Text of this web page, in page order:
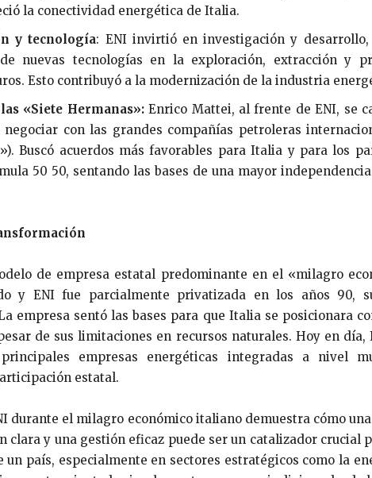
la conectividad energética de Italia.
y tecnología: ENI invirtió en investigación y
nuevas tecnologías en la exploración, extracción y
Esto contribuyó a la modernización de la industria
«Siete Hermanas»:Enrico Mattei, al frente de ENI, se
negociar con las grandes compañías petroleras
Buscó acuerdos más favorables para Italia y para los
50 50, sentando las bases de una mayor
de empresa estatal predominante en el «milagro
y ENI fue parcialmente privatizada en los años 90,
empresa sentó las bases para que Italia se posicionara
de sus limitaciones en recursos naturales. Hoy en día,
empresas energéticas integradas a nivel
estatal.
durante el milagro económico italiano demuestra cómo
clara y una gestión eficaz puede ser un catalizador crucial
un país, especialmente en sectores estratégicos como la